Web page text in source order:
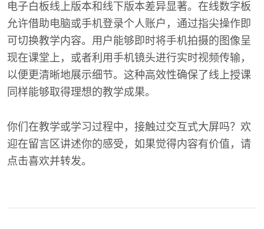
电子白板线上版本和线下版本差异显著。在线数字板
允许借助电脑或手机登录个人账户，通过指尖操作即
可切换教学内容。用户能够即时将手机拍摄的图像呈
现在课堂上，或者利用手机镜头进行实时视频传输，
以便更清晰地展示细节。这种高效性确保了线上授课
同样能够取得理想的教学成果。
你们在教学或学习过程中，接触过交互式大屏吗？欢
迎在留言区讲述你的感受，如果觉得内容有价值，请
点击喜欢并转发。